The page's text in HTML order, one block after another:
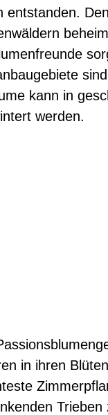
kann in
werden.
in ihren
Trieben